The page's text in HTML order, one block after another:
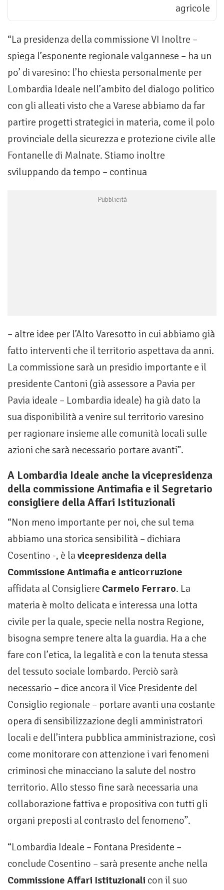
agricole
“La presidenza della commissione VI Inoltre –
spiega l’esponente regionale valgannese – ha un
po’ di varesino: l’ho chiesta personalmente per
Lombardia Ideale nell’ambito del dialogo politico
con gli alleati visto che a Varese abbiamo da far
partire progetti strategici in materia, come il polo
provinciale della sicurezza e protezione civile alle
Fontanelle di Malnate. Stiamo inoltre
sviluppando da tempo – continua
– altre idee per l’Alto Varesotto in cui abbiamo già
fatto interventi che il territorio aspettava da anni.
La commissione sarà un presidio importante e il
presidente Cantoni (già assessore a Pavia per
Pavia ideale – Lombardia ideale) ha già dato la
sua disponibilità a venire sul territorio varesino
per ragionare insieme alle comunità locali sulle
azioni che sarà necessario portare avanti”.
A Lombardia Ideale anche la vicepresidenza
della commissione Antimafia e il Segretario
consigliere della Affari Istituzionali
“Non meno importante per noi, che sul tema
abbiamo una storica sensibilità – dichiara
Cosentino -, è la vicepresidenza della
Commissione Antimafia e anticorruzione
affidata al Consigliere Carmelo Ferraro. La
materia è molto delicata e interessa una lotta
civile per la quale, specie nella nostra Regione,
bisogna sempre tenere alta la guardia. Ha a che
fare con l’etica, la legalità e con la tenuta stessa
del tessuto sociale lombardo. Perciò sarà
necessario – dice ancora il Vice Presidente del
Consiglio regionale – portare avanti una costante
opera di sensibilizzazione degli amministratori
locali e dell’intera pubblica amministrazione, così
come monitorare con attenzione i vari fenomeni
criminosi che minacciano la salute del nostro
territorio. Allo stesso fine sarà necessaria una
collaborazione fattiva e propositiva con tutti gli
organi preposti al contrasto del fenomeno”.
“Lombardia Ideale – Fontana Presidente –
conclude Cosentino – sarà presente anche nella
Commissione Affari Istituzionali con il suo